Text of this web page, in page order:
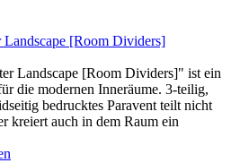
Landscape [Room Dividers]
Landscape [Room Dividers]" ist ein
die modernen Inneräume. 3-teilig,
bedrucktes Paravent teilt nicht
kreiert auch in dem Raum ein